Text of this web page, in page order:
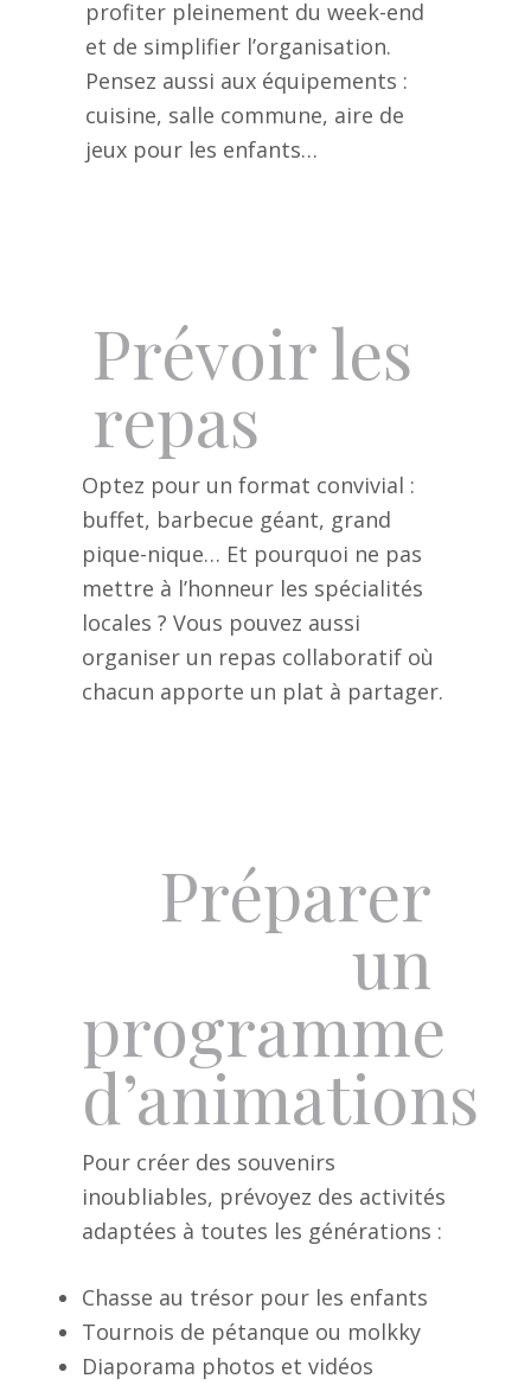
profiter pleinement du week-end
et de simplifier l’organisation.
Pensez aussi aux équipements :
cuisine, salle commune, aire de
jeux pour les enfants…
Prévoir les
repas
Optez pour un format convivial :
buffet, barbecue géant, grand
pique-nique… Et pourquoi ne pas
mettre à l’honneur les spécialités
locales ? Vous pouvez aussi
organiser un repas collaboratif où
chacun apporte un plat à partager.
Préparer
un
programme
d’animations
Pour créer des souvenirs
inoubliables, prévoyez des activités
adaptées à toutes les générations :
Chasse au trésor pour les enfants
Tournois de pétanque ou molkky
Diaporama photos et vidéos